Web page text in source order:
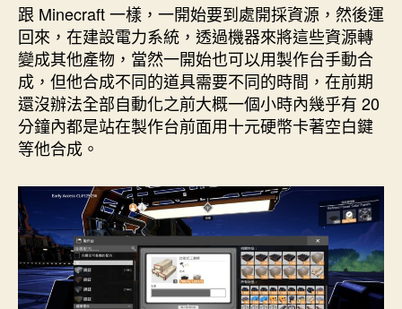
跟 Minecraft 一樣，一開始要到處開採資源，然後運
回來，在建設電力系統，透過機器來將這些資源轉
變成其他產物，當然一開始也可以用製作台手動合
成，但他合成不同的道具需要不同的時間，在前期
還沒辦法全部自動化之前大概一個小時內幾乎有 20
分鐘內都是站在製作台前面用十元硬幣卡著空白鍵
等他合成。